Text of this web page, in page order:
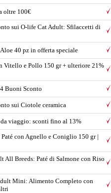
oltre 100€
sui O-life Cat Adult: Sfilaccetti di
40 pz in offerta speciale
Vitello e Pollo 150 gr + ulteriore 21%
Buoni Sconto
sui Ciotole ceramica
viaggio: sconti fino al 13%
con Agnello e Coniglio 150 gr |
All Breeds: Paté di Salmone con Riso
Mini: Alimento Completo con